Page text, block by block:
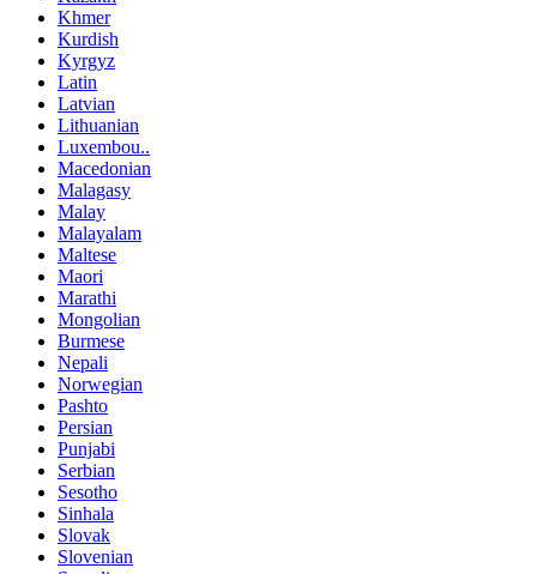
Khmer
Kurdish
Kyrgyz
Latin
Latvian
Lithuanian
Luxembou..
Macedonian
Malagasy
Malay
Malayalam
Maltese
Maori
Marathi
Mongolian
Burmese
Nepali
Norwegian
Pashto
Persian
Punjabi
Serbian
Sesotho
Sinhala
Slovak
Slovenian